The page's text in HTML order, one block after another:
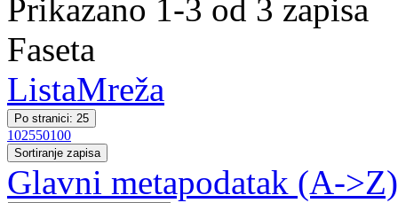
Prikazano 1-3 od 3 zapisa
Faseta
ListaMreža
Po stranici: 25
102550100
Sortiranje zapisa
Glavni metapodatak (A->Z)